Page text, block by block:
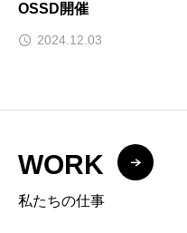
OSSD開催
2024.12.03
WORK
私たちの仕事